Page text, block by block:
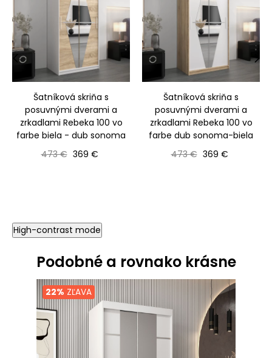
Šatníková skriňa s
posuvnými dverami a
zrkadlami Rebeka 100 vo
farbe biela - dub sonoma
Bežná cena
473 € Cena
369 €
Šatníková skriňa s
posuvnými dverami a
zrkadlami Rebeka 100 vo
farbe dub sonoma-biela
Bežná cena
473 € Cena
369 €
‹ ›
High-contrast mode
Podobné a rovnako krásne
22% ZĽAVA